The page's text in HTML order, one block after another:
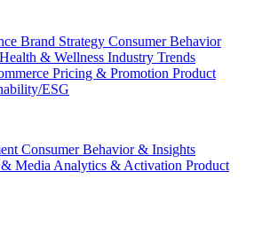
Brand Strategy Consumer Behavior
Health & Wellness Industry Trends
Pricing & Promotion Product
ESG
Consumer Behavior & Insights
Media Analytics & Activation Product